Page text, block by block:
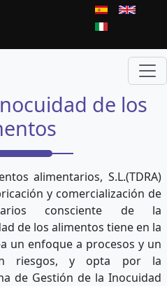
de los
alimentarios, S.L.(TDRA)
y comercialización de
consciente de la
de los alimentos tiene en la
un enfoque a procesos y un
riesgos, y opta por la
de Gestión de la Inocuidad